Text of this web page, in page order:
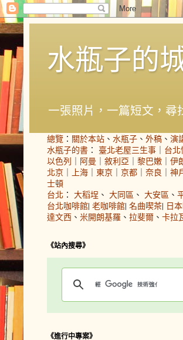
水瓶子的
一張照片，一篇短文，尋
總覽 ： 關於本站 、 水瓶子 、 外稿 、 演
水瓶子的書 ： 臺北老屋三生事 ｜ 台北
以色列 ｜ 阿曼 ｜ 敘利亞 ｜ 黎巴嫩 ｜ 伊
北京 ｜ 上海 ｜ 東京 ｜ 京都 ｜ 奈良 ｜ 神
士頓
台北 ： 大稻埕 、 大同區 、 大安區 、
台北咖啡館| 老咖啡館| 名曲喫茶| 日
達文西 、 米開朗基羅 、 拉斐爾 、 卡拉
《站內搜尋》
《進行中專案》